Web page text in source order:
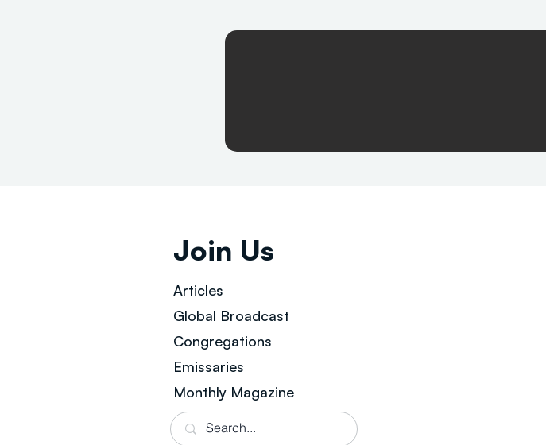
Join Us
Articles
Global Broadcast
Congregations
Emissaries
Monthly Magazine